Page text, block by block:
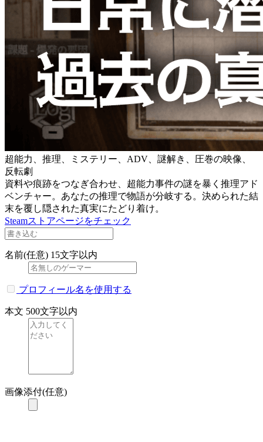
超能力、推理、ミステリー、ADV、謎解き、圧巻の映像、
反転劇
資料や痕跡をつなぎ合わせ、超能力事件の謎を暴く推理アド
ベンチャー。あなたの推理で物語が分岐する。決められた結
末を覆し隠された真実にたどり着け。
Steamストアページをチェック
名前(任意) 15文字以内
プロフィール名を使用する
本文 500文字以内
画像添付(任意)